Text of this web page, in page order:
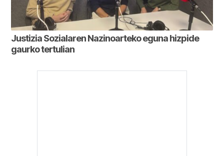
Justizia Sozialaren Nazinoarteko eguna hizpide
gaurko tertulian